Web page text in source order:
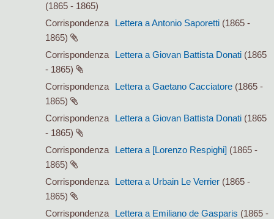
(1865 - 1865)
Corrispondenza
Lettera a Antonio Saporetti (1865 -
1865)
Corrispondenza
Lettera a Giovan Battista Donati (1865
- 1865)
Corrispondenza
Lettera a Gaetano Cacciatore (1865 -
1865)
Corrispondenza
Lettera a Giovan Battista Donati (1865
- 1865)
Corrispondenza
Lettera a [Lorenzo Respighi] (1865 -
1865)
Corrispondenza
Lettera a Urbain Le Verrier (1865 -
1865)
Corrispondenza
Lettera a Emiliano de Gasparis (1865 -